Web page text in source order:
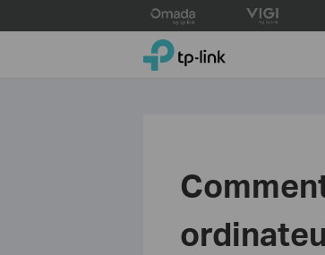
to
TP-Link, Reliably Smart